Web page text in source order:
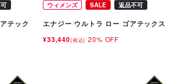
テック
ウィメンズ SALE 返品不可
エナジー ウルトラ ロー ゴアテックス
¥33,440(税込) 20% OFF